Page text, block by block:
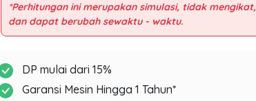
*Perhitungan ini merupakan simulasi, tidak mengikat,
DP mulai dari 15%
Garansi Mesin Hingga 1 Tahun*